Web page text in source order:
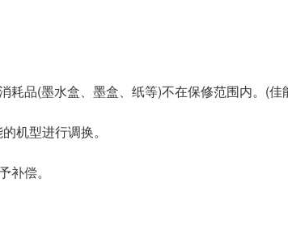
品(墨水盒、墨盒、纸等)不在保修范围内。(
机型进行调换。
偿。